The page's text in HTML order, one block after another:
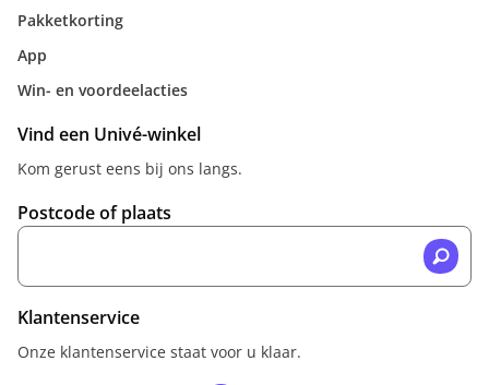
Pakketkorting
App
Win- en voordeelacties
Vind een Univé-winkel
Kom gerust eens bij ons langs.
Postcode of plaats
Klantenservice
Onze klantenservice staat voor u klaar.